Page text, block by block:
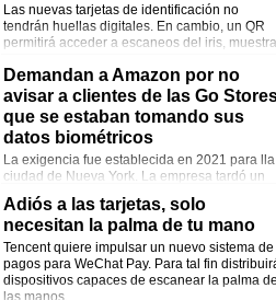
Las nuevas tarjetas de identificación no
tendrán huellas digitales. En cambio, un QR
permitirá acceder a escaneos del iris,
Demandan a Amazon por no
avisar a clientes de las Go
que se estaban tomando sus
datos biométricos
La exigencia fue establecida en 2021 para lla
ciudad de Nueva York. La empresa tardó un
año en instalar los carteles de aviso.
Adiós a las tarjetas, solo
necesitan la palma de tu mano
Tencent quiere impulsar un nuevo sistema de
pagos para WeChat Pay. Para tal fin
dispositivos capaces de escanear la palma de
las manos.